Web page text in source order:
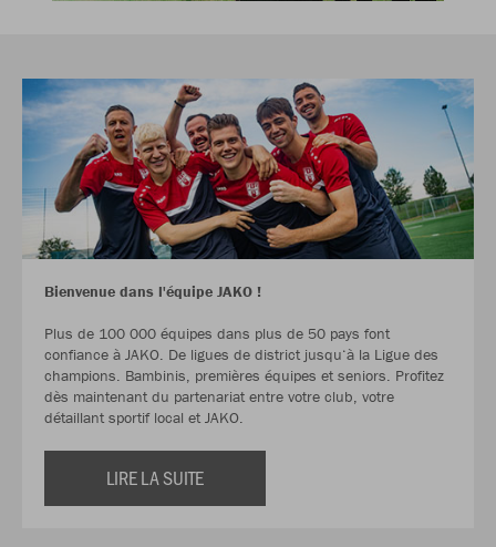
Bienvenue dans l'équipe JAKO !
Plus de 100 000 équipes dans plus de 50 pays font
confiance à JAKO. De ligues de district jusqu‘à la Ligue des
champions. Bambinis, premières équipes et seniors. Profitez
dès maintenant du partenariat entre votre club, votre
détaillant sportif local et JAKO.
LIRE LA SUITE